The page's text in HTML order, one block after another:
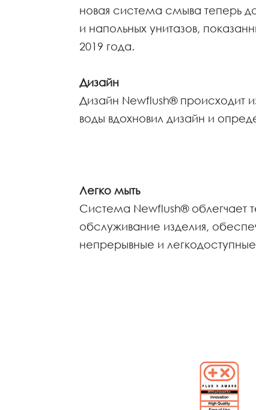
новая система смыва теперь
и напольных унитазов,
2019 года.
Дизайн
Дизайн Newflush® происходит
воды вдохновил дизайн и
Легко мыть
Система Newflush® облегчает
обслуживание изделия,
непрерывные и